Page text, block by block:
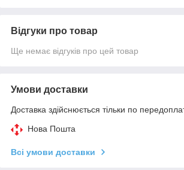
Відгуки про товар
Ще немає відгуків про цей товар
Умови доставки
Доставка здійснюється тільки по
Нова Пошта
Всі умови доставки